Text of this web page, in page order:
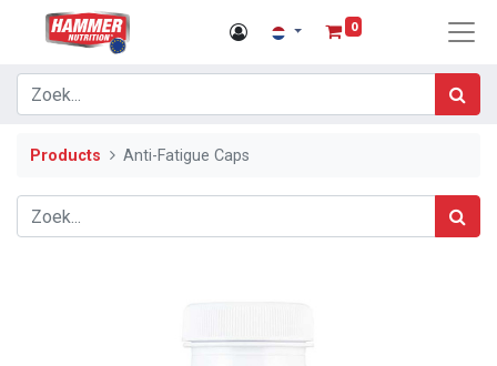
0
Products Anti-Fatigue Caps